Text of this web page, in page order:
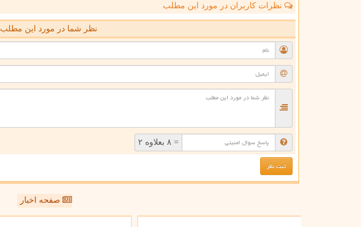
نظرات کاربران در مورد این مطلب
نظر شما در مورد این مطلب
= ۸ بعلاوه ۲
صفحه اخبار